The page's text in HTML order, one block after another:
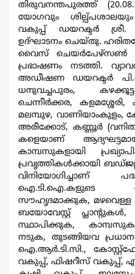
തിരുവനന്തപുരത്ത്
യോഗവും
വകുപ്പ് ഡയറക്ടര്‍
ഉദ്ഘാടനം ചെയ്തു.
വൈസ് ചെയര്‍പേഴ്സണ്‍
പ്രഭാഷണം നടത്തി.
അഡീഷണ ഡയറക്ടര്‍
ധനുവച്ചപുരം,
ചെന്നീര്‍ക്കര, കളമശ്ശേരി,
മലമ്പുഴ, വാണിയാംകുളം,
അരീക്കോട്, കണ്ണൂര്‍
കളെയാണ്
കാമ്പസുകളായി
പ്രവൃത്തികള്‍ക്കായി
വിനിയോഗിച്ചാണ്
ഐ.ടി.ഐ.കളുടെ
സൗഹൃദമാക്കുക,
ബയോവേസ്റ്റ്
സ്ഥാപിക്കുക,
നടുക, തുടങ്ങിയവ
ഐ.ആര്‍.ടി.സി.,
വകുപ്പ്, ഫിഷറീസ് വകുപ്പ്,